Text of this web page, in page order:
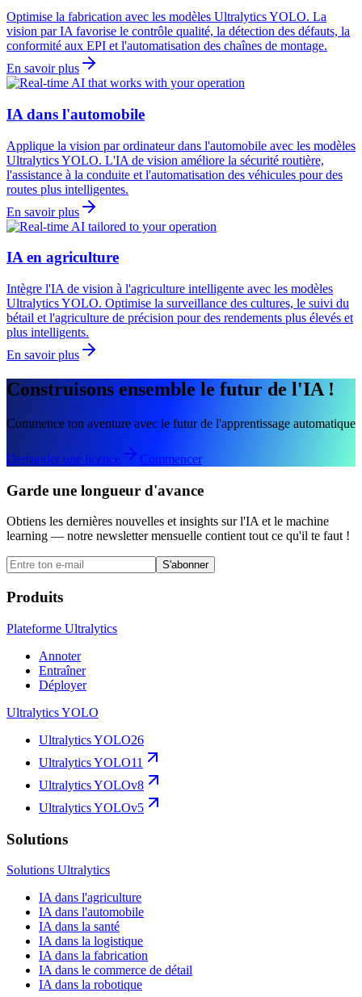
Optimise la fabrication avec les modèles Ultralytics YOLO. La
vision par IA favorise le contrôle qualité, la détection des défauts, la
conformité aux EPI et l'automatisation des chaînes de montage.
En savoir plus
IA dans l'automobile
Applique la vision par ordinateur dans l'automobile avec les modèles
Ultralytics YOLO. L'IA de vision améliore la sécurité routière,
l'assistance à la conduite et l'automatisation des véhicules pour des
routes plus intelligentes.
En savoir plus
IA en agriculture
Intègre l'IA de vision à l'agriculture intelligente avec les modèles
Ultralytics YOLO. Optimise la surveillance des cultures, le suivi du
bétail et l'agriculture de précision pour des rendements plus élevés et
plus intelligents.
En savoir plus
Construisons ensemble le futur de l'IA !
Commence ton aventure avec le futur de l'apprentissage automatique
Demander une licence Commencer
Garde une longueur d'avance
Obtiens les dernières nouvelles et insights sur l'IA et le machine
learning — notre newsletter mensuelle contient tout ce qu'il te faut !
S'abonner
Produits
Plateforme Ultralytics
Annoter
Entraîner
Déployer
Ultralytics YOLO
Ultralytics YOLO26
Ultralytics YOLO11
Ultralytics YOLOv8
Ultralytics YOLOv5
Solutions
Solutions Ultralytics
IA dans l'agriculture
IA dans l'automobile
IA dans la santé
IA dans la logistique
IA dans la fabrication
IA dans le commerce de détail
IA dans la robotique